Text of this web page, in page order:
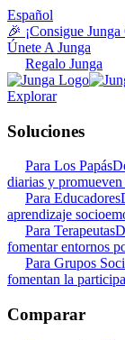
Español
🎉 ¡Consigue
Únete A Junga
Regalo Junga
Explorar
Soluciones
Para Los Papás
diarias y
Para Educadores
aprendizaje
Para Terapeutas
fomentar entornos
Para Grupos
fomentan la
Comparar